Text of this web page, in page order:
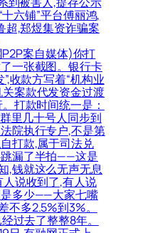
六铺”平台傅丽鸿,
超,郑煜集资诈骗案
案自媒体)你打
一张截图。银行卡
收款方写着“机构业
案款代发资金过渡
打款时间统一是：
里几十号人同步到
院执行专户,不是第
打款,属于司法兑
漏了半拍——这是
,钱就这么无声无息
说收到了,有人说
多少——大家七嘴
不多2.5%到3%。
过去了整整8年。